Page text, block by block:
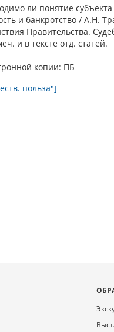
ли понятие
и банкротство / А.Н.
Правительства.
и в тексте отд. статей.
копии: ПБ
польза"]